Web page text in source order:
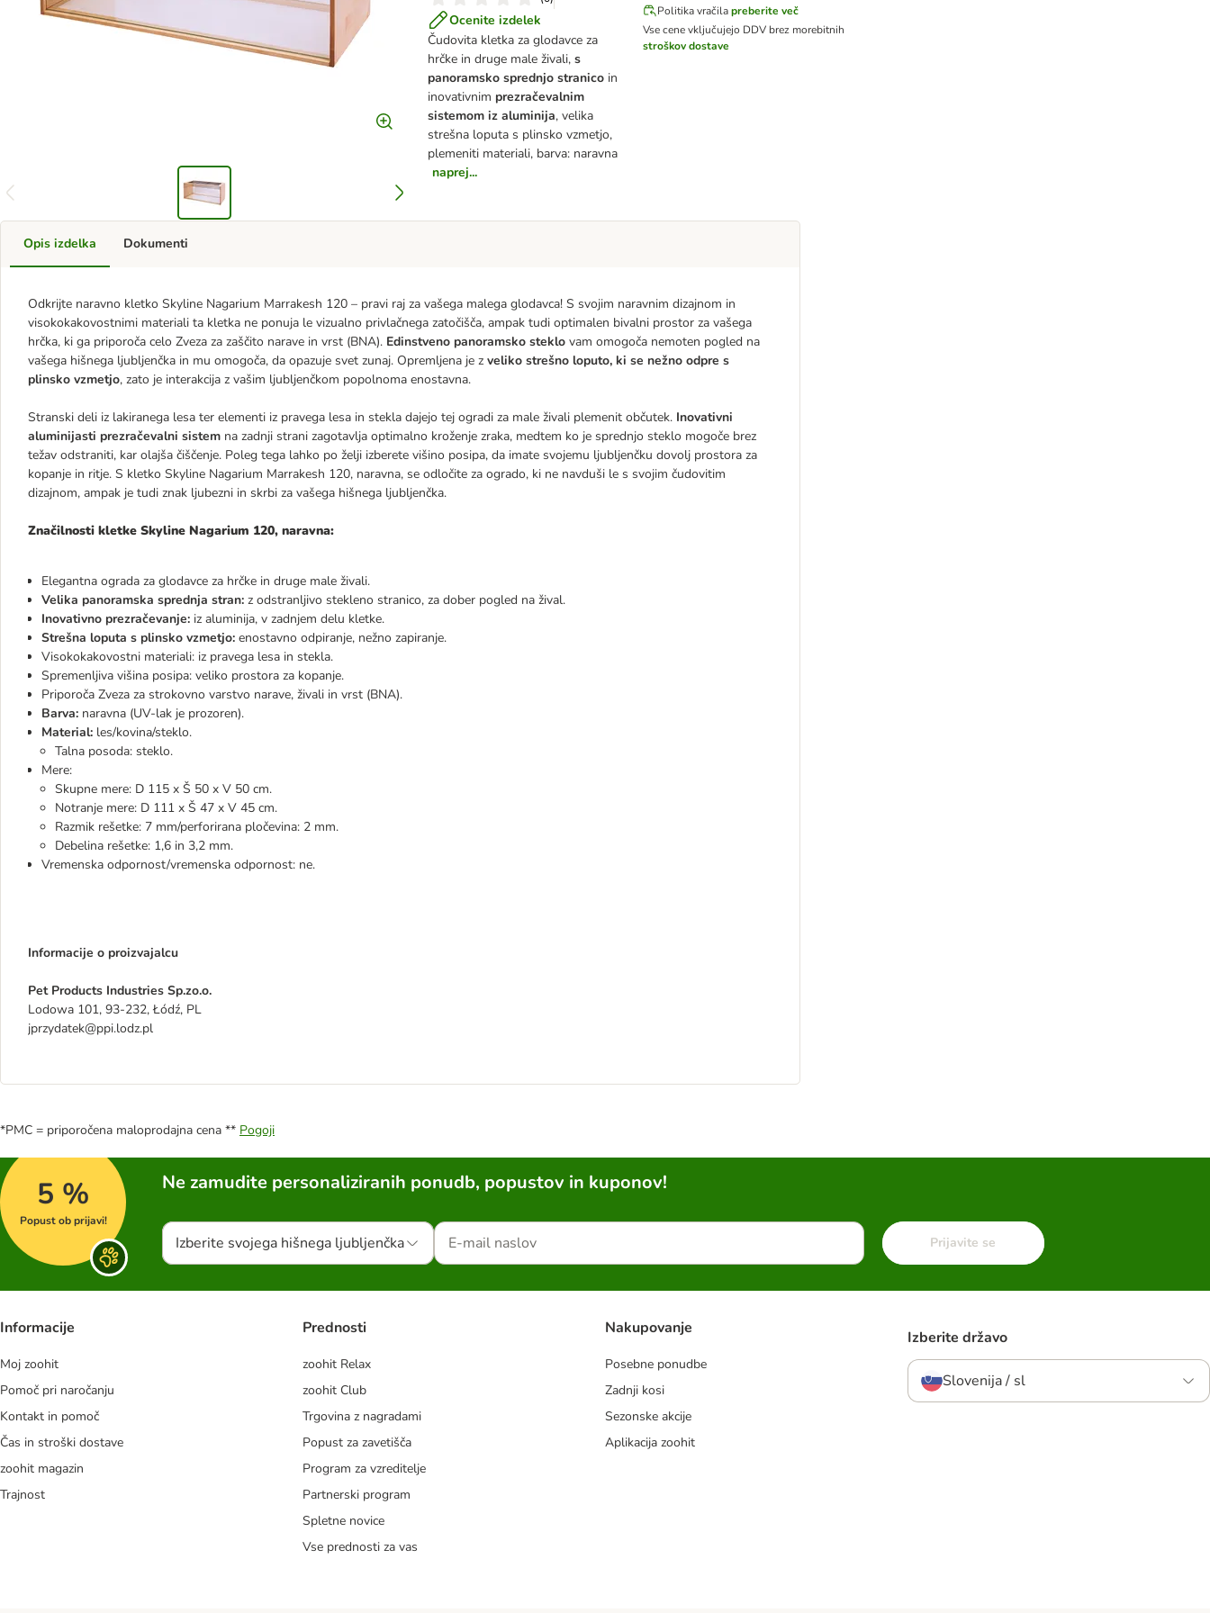
Ocenite izdelek
Čudovita kletka za glodavce za
hrčke in druge male živali, s
panoramsko sprednjo stranicoin
inovativnim prezračevalnim
sistemom iz aluminija, velika
strešna loputa s plinsko vzmetjo,
plemeniti materiali, barva: naravna
naprej...
Politika vračila preberite več
Vse cene vključujejo DDVbrez morebitnih
stroškov dostave
Opis izdelka
Odkrijte naravno kletko Skyline Nagarium Marrakesh 120 – pravi raj za vašega malega glodavca! S svojim naravnim dizajnom in
visokokakovostnimi materiali ta kletka ne ponuja le vizualno privlačnega zatočišča, ampak tudi optimalen bivalni prostor za vašega
hrčka, ki ga priporoča celo Zveza za zaščito narave in vrst (BNA). Edinstveno panoramsko steklo vam omogoča nemoten pogled na
vašega hišnega ljubljenčka in mu omogoča, da opazuje svet zunaj. Opremljena je z veliko strešno loputo, ki se nežno odpre s
plinsko vzmetjo, zato je interakcija z vašim ljubljenčkom popolnoma enostavna.
Stranski deli iz lakiranega lesa ter elementi iz pravega lesa in stekla dajejo tej ogradi za male živali plemenit občutek. Inovativni
aluminijasti prezračevalni sistem na zadnji strani zagotavlja optimalno kroženje zraka, medtem ko je sprednjo steklo mogoče brez
težav odstraniti, kar olajša čiščenje. Poleg tega lahko po želji izberete višino posipa, da imate svojemu ljubljenčku dovolj prostora za
kopanje in ritje. S kletko Skyline Nagarium Marrakesh 120, naravna, se odločite za ogrado, ki ne navduši le s svojim čudovitim
dizajnom, ampak je tudi znak ljubezni in skrbi za vašega hišnega ljubljenčka.
Značilnosti kletke Skyline Nagarium 120, naravna:
Elegantna ograda za glodavce za hrčke in druge male živali.
Velika panoramska sprednja stran: z odstranljivo stekleno stranico, za dober pogled na žival.
Inovativno prezračevanje: iz aluminija, v zadnjem delu kletke.
Strešna loputa s plinsko vzmetjo: enostavno odpiranje, nežno zapiranje.
Visokokakovostni materiali: iz pravega lesa in stekla.
Spremenljiva višina posipa: veliko prostora za kopanje.
Priporoča Zveza za strokovno varstvo narave, živali in vrst (BNA).
Barva: naravna (UV-lak je prozoren).
Material: les/kovina/steklo.
Talna posoda: steklo.
Mere:
Skupne mere: D 115 x Š 50 x V 50 cm.
Notranje mere: D 111 x Š 47 x V 45 cm.
Razmik rešetke: 7 mm/perforirana pločevina: 2 mm.
Debelina rešetke: 1,6 in 3,2 mm.
Vremenska odpornost/vremenska odpornost: ne.
Informacije o proizvajalcu
Pet Products Industries Sp.zo.o.
Lodowa 101, 93-232, Łódź, PL
jprzydatek@ppi.lodz.pl
Dokumenti
*PMC = priporočena maloprodajna cena ** Pogoji
5 %
Popust ob prijavi!
Ne zamudite personaliziranih ponudb, popustov in kuponov!
Izberite svojega hišnega ljubljenčka Prijavite se
Informacije
Moj zoohit
Pomoč pri naročanju
Kontakt in pomoč
Čas in stroški dostave
zoohit magazin
Trajnost
Prednosti
zoohit Relax
zoohit Club
Trgovina z nagradami
Popust za zavetišča
Program za vzreditelje
Partnerski program
Spletne novice
Vse prednosti za vas
Nakupovanje
Posebne ponudbe
Zadnji kosi
Sezonske akcije
Aplikacija zoohit
Izberite državo
Slovenija / sl